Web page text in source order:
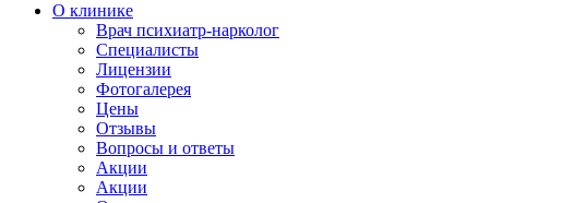
О клинике
Врач психиатр-нарколог
Специалисты
Лицензии
Фотогалерея
Цены
Отзывы
Вопросы и ответы
Акции
Акции